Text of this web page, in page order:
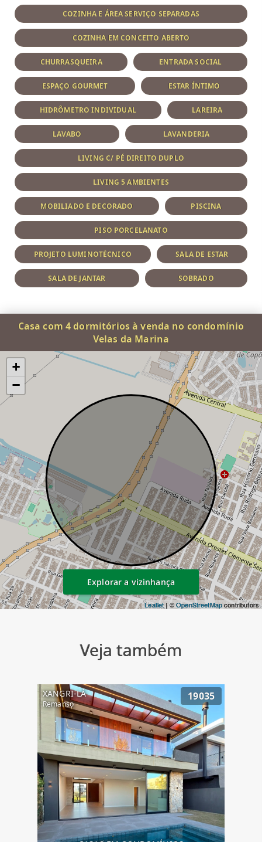
COZINHA E ÁREA SERVIÇO SEPARADAS
COZINHA EM CONCEITO ABERTO
CHURRASQUEIRA ENTRADA SOCIAL
ESPAÇO GOURMET ESTAR ÍNTIMO
HIDRÔMETRO INDIVIDUAL LAREIRA
LAVABO LAVANDERIA
LIVING C/ PÉ DIREITO DUPLO
LIVING 5 AMBIENTES
MOBILIADO E DECORADO PISCINA
PISO PORCELANATO
PROJETO LUMINOTÉCNICO SALA DE ESTAR
SALA DE JANTAR SOBRADO
Casa com 4 dormitórios à venda no condomínio
Velas da Marina
+
−
Leaflet | ©OpenStreetMapcontributors
Explorar a vizinhança
Veja também
XANGRI-LÁ
Remanso
19035